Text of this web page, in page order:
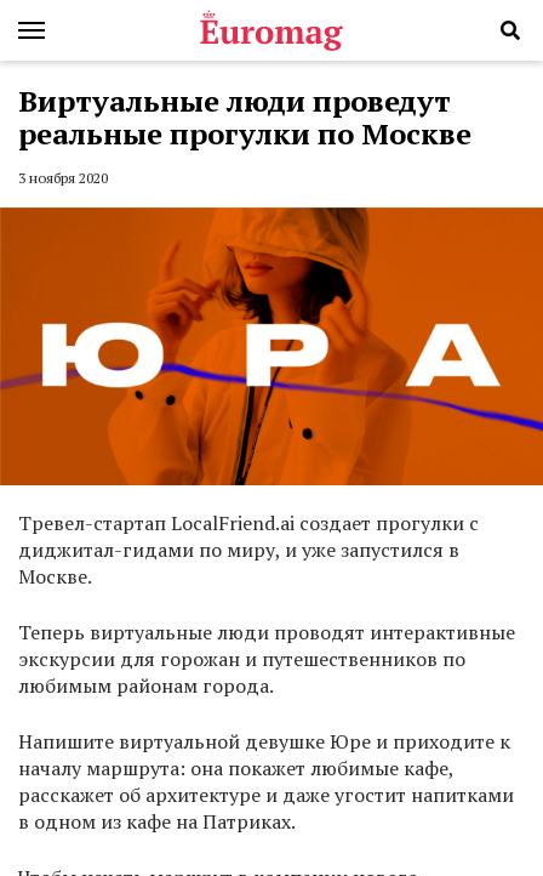
Виртуальные люди проведут
реальные прогулки по Москве
3 ноября 2020
Тревел-стартап LocalFriend.ai создает прогулки с
диджитал-гидами по миру, и уже запустился в
Москве.
Теперь виртуальные люди проводят интерактивные
экскурсии для горожан и путешественников по
любимым районам города.
Напишите виртуальной девушке Юре и приходите к
началу маршрута: она покажет любимые кафе,
расскажет об архитектуре и даже угостит напитками
в одном из кафе на Патриках.